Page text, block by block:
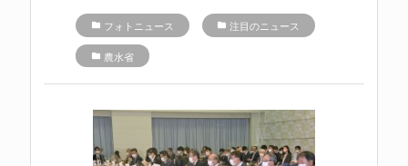
folder フォトニュース folder 注目のニュース
folder 農水省